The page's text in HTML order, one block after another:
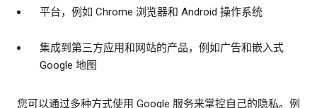
平台，例如 Chrome 浏览器和 Android 操作系统
集成到第三方应用和网站的产品，例如广告和嵌入式
Google 地图
您可以通过多种方式使用 Google 服务来掌控自己的隐私。例